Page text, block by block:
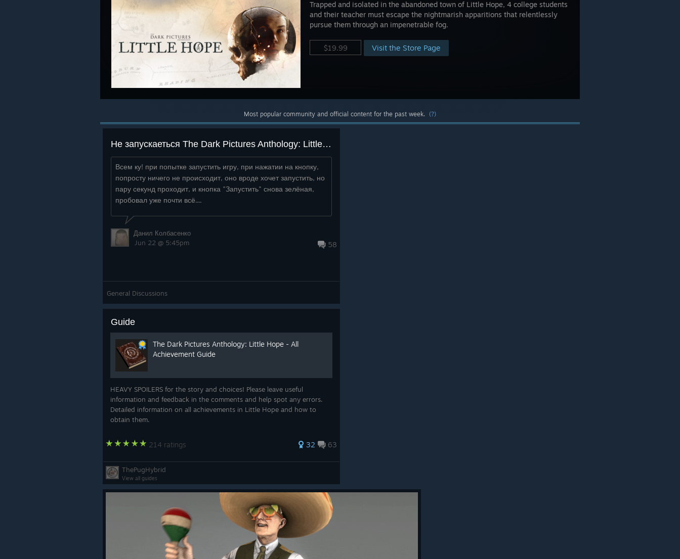
Trapped and isolated in the abandoned town of Little Hope, 4 college students
and their teacher must escape the nightmarish apparitions that relentlessly
pursue them through an impenetrable fog.
$19.99 Visit the Store Page
Most popular community and official content for the past week. (?)
Не запускаеться The Dark Pictures Anthology: Little Hope
Всем ку! при попытке запустить игру, при нажатии на кнопку,
попросту ничего не происходит, оно вроде хочет запустить, но
пару секунд проходит, и кнопка "Запустить" снова зелёная,
пробовал уже почти всё....
58
Данил Колбасенко
Jun 22 @ 5:45pm
General Discussions
Guide
The Dark Pictures Anthology: Little Hope - All
Achievement Guide
HEAVY SPOILERS for the story and choices! Please leave useful
information and feedback in the comments and help spot any errors.
Detailed information on all achievements in Little Hope and how to
obtain them.
214 ratings 32 63
ThePugHybrid
View all guides